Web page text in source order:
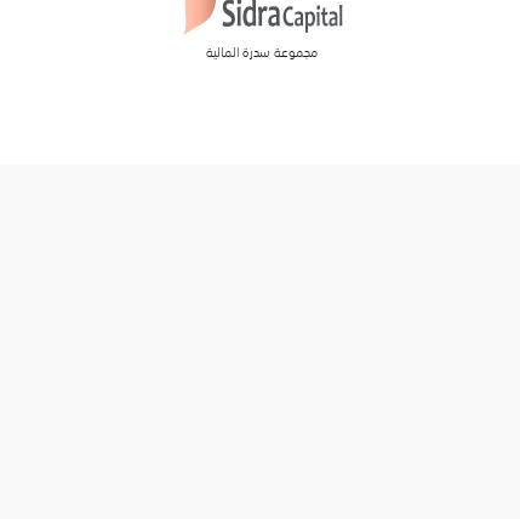
مجموعة سدرة المالية